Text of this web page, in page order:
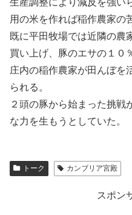
生産調整により減反を強い
用の米を作れば稲作農家の
既に平田牧場では近隣の農
買い上げ、豚のエサの１０
庄内の稲作農家が田んぼを
られる。
２頭の豚から始まった挑戦
な力を生もうとしていた。
トーク カンブリア宮殿
スポン